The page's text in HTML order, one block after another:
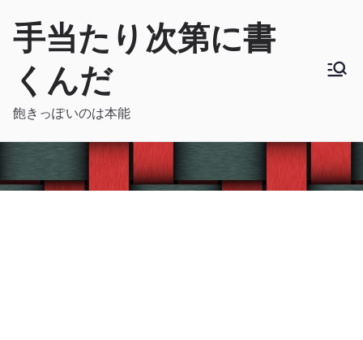
手当たり次第に書
くんだ
飽きっぽいのは本能